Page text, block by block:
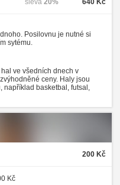
Posilovnu je nutné si
sytému.
ve všedních dnech v
ceny. Haly jsou
basketbal, futsal,
200 Kč
Kč